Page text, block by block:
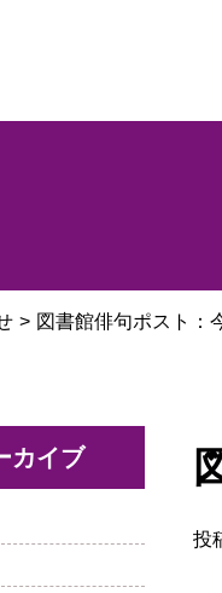
図書館俳句ポスト：
カイブ
投